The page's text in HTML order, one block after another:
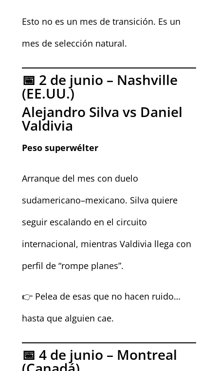
Esto no es un mes de transición. Es un
mes de selección natural.
📅 2 de junio – Nashville
(EE.UU.)
Alejandro Silva vs Daniel
Valdivia
Peso superwélter
Arranque del mes con duelo
sudamericano–mexicano. Silva quiere
seguir escalando en el circuito
internacional, mientras Valdivia llega con
perfil de “rompe planes”.
👉 Pelea de esas que no hacen ruido…
hasta que alguien cae.
📅 4 de junio – Montreal